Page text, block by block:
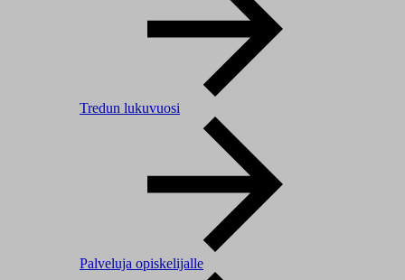
Tredun lukuvuosi
Palveluja opiskelijalle